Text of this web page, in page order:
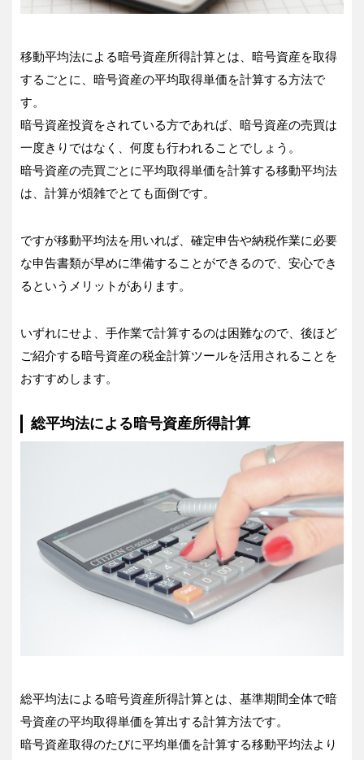
移動平均法による暗号資産所得計算とは、暗号資産を取得
するごとに、暗号資産の平均取得単価を計算する方法で
す。
暗号資産投資をされている方であれば、暗号資産の売買は
一度きりではなく、何度も行われることでしょう。
暗号資産の売買ごとに平均取得単価を計算する移動平均法
は、計算が煩雑でとても面倒です。
ですが移動平均法を用いれば、確定申告や納税作業に必要
な申告書類が早めに準備することができるので、安心でき
るというメリットがあります。
いずれにせよ、手作業で計算するのは困難なので、後ほど
ご紹介する暗号資産の税金計算ツールを活用されることを
おすすめします。
総平均法による暗号資産所得計算
総平均法による暗号資産所得計算とは、基準期間全体で暗
号資産の平均取得単価を算出する計算方法です。
暗号資産取得のたびに平均単価を計算する移動平均法より